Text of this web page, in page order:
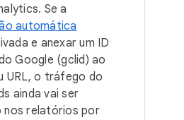
Se a
automática
e anexar um ID
Google (gclid) ao
URL, o tráfego do
ainda vai ser
nos relatórios por